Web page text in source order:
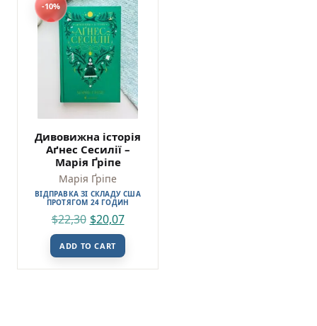
-10%
Дивовижна історія
Аґнес Сесилії –
Марія Ґріпе
Марія Ґріпе
ВІДПРАВКА ЗІ СКЛАДУ США
ПРОТЯГОМ 24 ГОДИН
$22,30 $20,07
ADD TO CART